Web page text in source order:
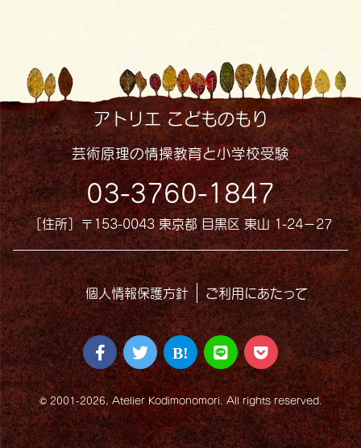
アトリエ こどものもり
芸術原理の情操教育と小学校受験
03-3760-1847
［住所］〒153-0043 東京都 目黒区 東山 1-24−27
個人情報保護方針 ご利用にあたって
© 2001-2026, Atelier Kodimonomori. All rights reserved.